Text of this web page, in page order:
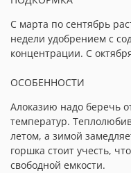
С марта по сентябрь
недели удобрением с
концентрации. С
ОСОБЕННОСТИ
Алоказию надо беречь
температур.
летом, а зимой
горшка стоит учесть,
свободной емкости.